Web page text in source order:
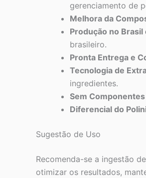
gerenciamento de
Melhora da
Produção no
brasileiro.
Pronta Entrega e
Tecnologia de
ingredientes.
Sem
Diferencial do
Sugestão de Uso
Recomenda-se a ingestão
otimizar os resultados,